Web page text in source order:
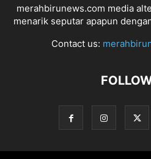
merahbirunews.com media
menarik seputar apapun
Contact us: